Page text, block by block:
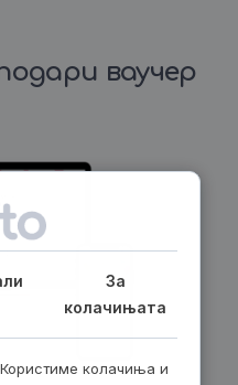
ваучер
За
колачињата
колачиња и